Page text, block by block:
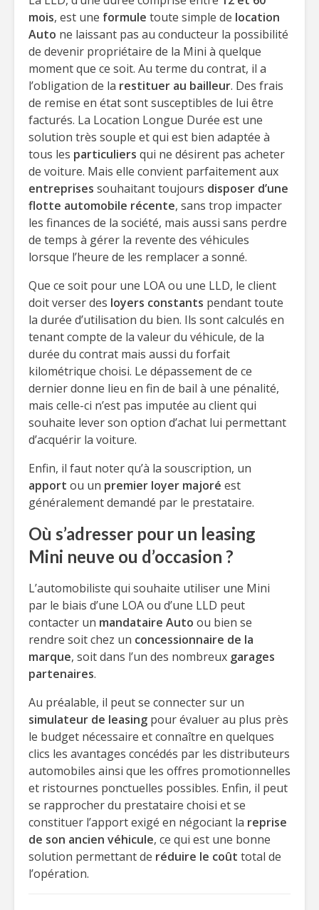
mois, est une formule toute simple de location
Auto ne laissant pas au conducteur la possibilité
de devenir propriétaire de la Mini à quelque
moment que ce soit. Au terme du contrat, il a
l’obligation de la restituer au bailleur. Des frais
de remise en état sont susceptibles de lui être
facturés. La Location Longue Durée est une
solution très souple et qui est bien adaptée à
tous les particuliers qui ne désirent pas acheter
de voiture. Mais elle convient parfaitement aux
entreprises souhaitant toujours disposer d’une
flotte automobile récente, sans trop impacter
les finances de la société, mais aussi sans perdre
de temps à gérer la revente des véhicules
lorsque l’heure de les remplacer a sonné.
Que ce soit pour une LOA ou une LLD, le client
doit verser des loyers constants pendant toute
la durée d’utilisation du bien. Ils sont calculés en
tenant compte de la valeur du véhicule, de la
durée du contrat mais aussi du forfait
kilométrique choisi. Le dépassement de ce
dernier donne lieu en fin de bail à une pénalité,
mais celle-ci n’est pas imputée au client qui
souhaite lever son option d’achat lui permettant
d’acquérir la voiture.
Enfin, il faut noter qu’à la souscription, un
apport ou un premier loyer majoré est
généralement demandé par le prestataire.
Où s’adresser pour un leasing
Mini neuve ou d’occasion ?
L’automobiliste qui souhaite utiliser une Mini
par le biais d’une LOA ou d’une LLD peut
contacter un mandataire Auto ou bien se
rendre soit chez un concessionnaire de la
marque, soit dans l’un des nombreux garages
partenaires.
Au préalable, il peut se connecter sur un
simulateur de leasing pour évaluer au plus près
le budget nécessaire et connaître en quelques
clics les avantages concédés par les distributeurs
automobiles ainsi que les offres promotionnelles
et ristournes ponctuelles possibles. Enfin, il peut
se rapprocher du prestataire choisi et se
constituer l’apport exigé en négociant la reprise
de son ancien véhicule, ce qui est une bonne
solution permettant de réduire le coût total de
l’opération.